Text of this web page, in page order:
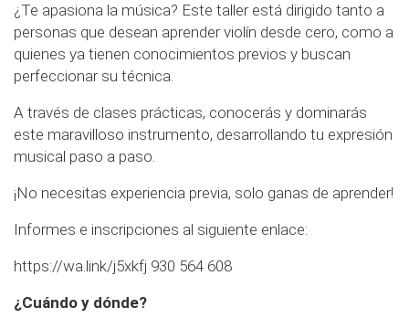
¿Te apasiona la música? Este taller está dirigido tanto a
personas que desean aprender violín desde cero, como a
quienes ya tienen conocimientos previos y buscan
perfeccionar su técnica.
A través de clases prácticas, conocerás y dominarás
este maravilloso instrumento, desarrollando tu expresión
musical paso a paso.
¡No necesitas experiencia previa, solo ganas de aprender!
Informes e inscripciones al siguiente enlace:
https://wa.link/j5xkfj 930 564 608
¿Cuándo y dónde?